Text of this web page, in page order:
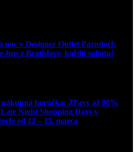
noc v Designer Outlet Parndorf:
bus z Bratislavy, každú sobotu!
horúčka: Zľavy až 80%
Late Night Shopping Days v
od 12 – 15. marca